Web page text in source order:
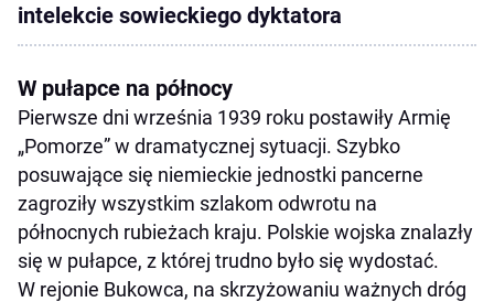
intelekcie sowieckiego dyktatora
W pułapce na północy
Pierwsze dni września 1939 roku postawiły Armię
„Pomorze” w dramatycznej sytuacji. Szybko
posuwające się niemieckie jednostki pancerne
zagroziły wszystkim szlakom odwrotu na
północnych rubieżach kraju. Polskie wojska znalazły
się w pułapce, z której trudno było się wydostać.
W rejonie Bukowca, na skrzyżowaniu ważnych dróg